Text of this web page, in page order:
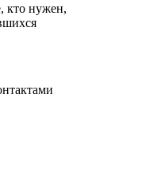
кто нужен,